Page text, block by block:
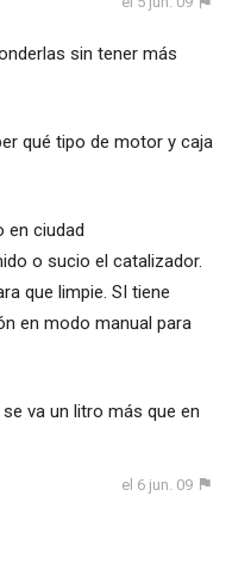
sin tener más
qué tipo de motor y caja
en ciudad
o sucio el catalizador.
que limpie. SI tiene
en modo manual para
va un litro más que en
el 6 jun. 09